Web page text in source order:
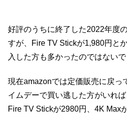
好評のうちに終了した2022年度
すが、Fire TV Stickが1,980円と
入した方も多かったのではないで
現在amazonでは定価販売に戻っ
イムデーで買い逃した方がいれ
Fire TV Stickが2980円、4K Max